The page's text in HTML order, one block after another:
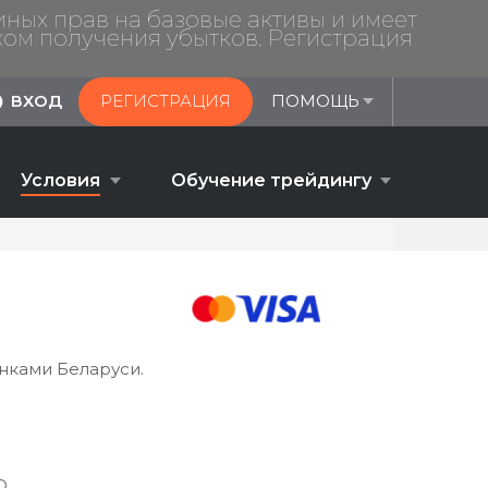
прав на базовые активы и имеет
получения убытков. Регистрация
ВХОД РЕГИСТРАЦИЯ ПОМОЩЬ
Условия Обучение трейдингу
Форекс- трейдинг: гид для
Стратегии форекс-трейдинга
Беларуси.